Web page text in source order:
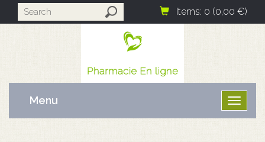
Items: 0 (0,00 €)
Ouvrir
Menu